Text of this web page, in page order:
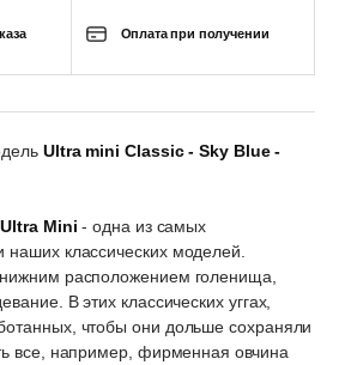
Оплата при получении
Ultra mini Classic - Sky Blue -
Ultra Mini - одна из самых
наших классических моделей.
расположением голенища,
В этих классических уггах,
чтобы они дольше сохраняли
все, например, фирменная овчина